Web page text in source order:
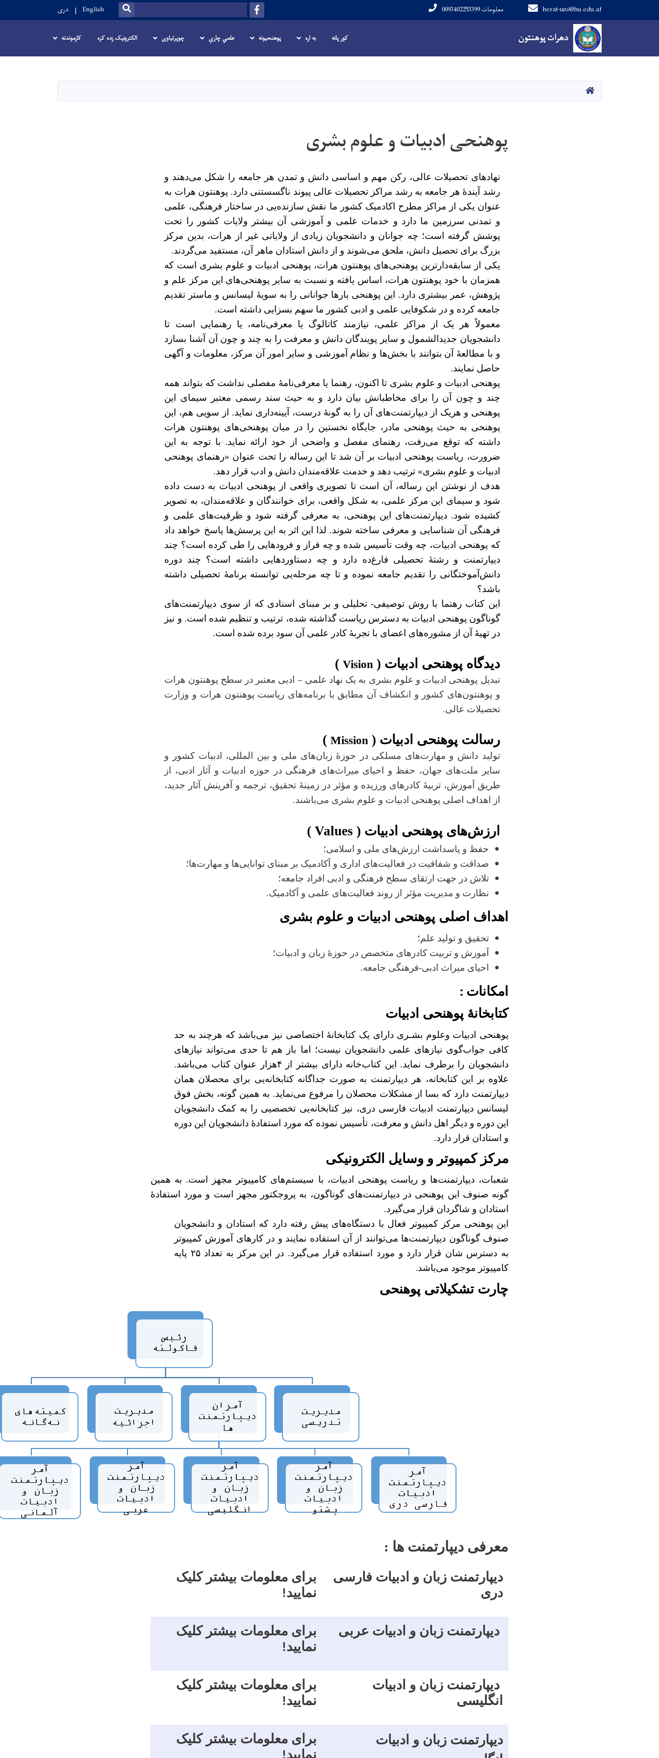
دهرات پوهنتون
herat-uni@hu.edu.af معلومات 0093402253399 Facebook
SEARCH
English دری
Main navigation
دهرات پوهنتون کور پانه به اره پوهنحیونه علمي چارې چوپرتیاوی الکترونیک زده کره کارموندنه
کور
پوهنحی ادبیات و علوم بشری
نهادهای تحصیلات عالی، رکن مهم و اساسی دانش و تمدن هر جامعه را شکل می‌دهند و
رشد آیندۀ هر جامعه به رشد مراکز تحصیلات عالی پیوند ناگسستنی دارد. پوهنتون هرات به
عنوان یکی از مراکز مطرح اکادمیک کشور ما نقش سازنده‌یی در ساختار فرهنگی، علمی
و تمدنی سرزمین ما دارد و خدمات علمی و آموزشی آن بیشتر ولایات کشور را تحت
پوشش گرفته است؛ چه جوانان و دانشجویان زیادی از ولایاتی غیر از هرات، بدین مرکز
بزرگ برای تحصیل دانش، ملحق می‌شوند و از دانش استادان ماهر آن، مستفید می‌گردند.
یکی از سابقه‌دارترین پوهنحی‌های پوهنتون هرات، پوهنحی ادبیات و علوم بشری است که
همزمان با خود پوهنتون هرات، اساس یافته و نسبت به سایر پوهنحی‌های این مرکز علم و
پژوهش، عمر بیشتری دارد. این پوهنحی بارها جوانانی را به سویۀ لیسانس و ماستر تقدیم
جامعه کرده و در شکوفایی علمی و ادبی کشور ما سهم بسزایی داشته است.
معمولاً هر یک از مراکز علمی، نیازمند کاتالوگ یا معرفی‌نامه، یا رهنمایی است تا
دانشجویان جدید‌الشمول و سایر پویندگان دانش و معرفت را به چند و چون آن آشنا بسازد
و با مطالعۀ آن بتوانند با بخش‌ها و نظام آموزشی و سایر امور آن مرکز، معلومات و آگهی
حاصل نمایند.
پوهنحی ادبیات و علوم بشری تا اکنون، رهنما یا معرفی‌نامۀ مفصلی نداشت که بتواند همه
چند و چون آن را برای مخاطبانش بیان دارد و به حیث سند رسمی معتبر سیمای این
پوهنحی و هریک از دیپارتمنت‌های آن را به گونۀ درست، آیینه‌داری نماید. از سویی هم، این
پوهنحی به حیث پوهنحی مادر، جایگاه نخستین را در میان پوهنحی‌های پوهنتون هرات
داشته که توقع می‌رفت، رهنمای مفصل و واضحی از خود ارائه نماید. با توجه به این
ضرورت، ریاست پوهنحی ادبیات بر آن شد تا این رساله را تحت عنوان «رهنمای پوهنحی
ادبیات و علوم بشری» ترتیب دهد و خدمت علاقه‌مندان دانش و ادب قرار دهد.
هدف از نوشتن این رساله، آن است تا تصویری واقعی از پوهنحی ادبیات به دست داده
شود و سیمای این مرکز علمی، به شکل واقعی، برای خوانندگان و علاقه‌مندان، به تصویر
کشیده شود. دیپارتمنت‌های این پوهنحی، به معرفی گرفته شود و ظرفیت‌های علمی و
فرهنگی آن شناسایی و معرفی ساخته شوند. لذا این اثر به این پرسش‌ها پاسخ خواهد داد
که پوهنحی ادبیات، چه وقت تأسیس شده و چه فراز و فرودهایی را طی کرده است؟ چند
دیپارتمنت و رشتۀ تحصیلی فارغ‌ده دارد و چه دستاوردهایی داشته است؟ چند دوره
دانش‌آموختگانی را تقدیم جامعه نموده و تا چه مرحله‌یی توانسته برنامۀ تحصیلی داشته
باشد؟
این کتاب رهنما با روش توصیفی- تحلیلی و بر مبنای اسنادی که از سوی دیپارتمنت‌های
گوناگون پوهنحی ادبیات به دسترس ریاست گذاشته شده، ترتیب و تنظیم شده است. و نیز
در تهیۀ آن از مشوره‌های اعضای با تجربۀ کادر علمی آن سود برده شده است.
دیدگاه پوهنحی ادبیات (Vision
)
تبدیل پوهنحی ادبیات و علوم بشری به یک نهاد علمی– ادبی معتبر در سطح پوهنتون هرات
و پوهنتون‌های کشور و انکشاف آن مطابق با برنامه‌های ریاست پوهنتون هرات و وزارت
تحصیلات عالی.
رسالت پوهنحی ادبیات (Mission
)
تولید دانش و مهارت‌های مسلکی در حوزۀ زبان‌های ملی و بین المللی، ادبیات کشور و
سایر ملت‌های جهان، حفظ و احیای میراث‌های فرهنگی در حوزه ادبیات و آثار ادبی، از
طریق آموزش، تربیۀ کادرهای ورزیده و مؤثر در زمینۀ تحقیق، ترجمه و آفرینش آثار جدید،
از اهداف اصلی پوهنحی ادبیات و علوم بشری می‌باشند.
ارزش‌های پوهنحی ادبیات ( Values
)
حفظ و پاسداشت ارزش‌های ملی و اسلامی؛
صداقت و شفافیت در فعالیت‌های اداری و آکادمیک بر مبنای توانایی‌ها و مهارت‌ها؛
تلاش در جهت ارتقای سطح فرهنگی و ادبی افراد جامعه؛
نظارت و مدیریت مؤثر از روند فعالیت‌های علمی و آکادمیک.
اهداف اصلی پوهنحی ادبیات و علوم بشری
تحقیق و تولید علم؛
آموزش و تربیت کادرهای متخصص در حوزۀ زبان و ادبیات؛
احیای میراث ادبی-فرهنگی جامعه.
امکانات :
کتابخانۀ پوهنحی ادبیات
پوهنحی ادبیات وعلوم بشـری دارای یک کتابخانۀ اختصاصی نیز می‌باشد که هرچند به حد
کافی جواب‌گوی نیازهای علمی دانشجویان نیست؛ اما باز هم تا حدی می‌تواند نیازهای
دانشجویان را برطرف نماید. این کتاب‌خانه دارای بیشتر از ۴هزار عنوان کتاب می‌باشد.
علاوه بر این کتابخانه، هر دیپارتمنت به صورت جداگانه کتابخانه‌یی برای محصلان همان
دیپارتمنت دارد که بسا از مشکلات محصلان را مرفوع می‌نماید. به همین گونه، بخش فوق
لیسانس دیپارتمنت ادبیات فارسی دری، نیز کتابخانه‌یی تخصصیی را به کمک دانشجویان
این دوره و دیگر اهل دانش و معرفت، تأسیس نموده که مورد استفادۀ دانشجویان این دوره
و استادان قرار دارد.
مرکز کمپیوتر و وسایل الکترونیکی
شعبات، دیپارتمنت‌ها و ریاست پوهنحی ادبیات، با سیستم‌های کامپیوتر مجهز است. به همین
گونه صنوف این پوهنحی در دیپارتمنت‌های گوناگون، به پروجکتور مجهز است و مورد استفادۀ
استادان و شاگردان قرار می‌گیرد.
این پوهنحی مرکز کمپیوتر فعال با دستگاه‌های پیش رفته دارد که استادان و دانشجویان
صنوف گوناگون دیپارتمنت‌ها می‌توانند از آن استفاده نمایند و در کارهای آموزش کمپیوتر
به دسترس شان قرار دارد و مورد استفاده قرار می‌گیرد. در این مرکز به تعداد ۲۵ پایه
کامپیوتر موجود می‌باشد.
چارت تشکیلاتی پوهنحی
معرفی دیپارتمنت ها :
دیپارتمنت زبان و ادبیات فارسی
دری
برای معلومات بیشتر کلیک
نمایید!
دیپارتمنت زبان و ادبیات عربی
برای معلومات بیشتر کلیک
نمایید!
دیپارتمنت زبان و ادبیات
انگلیسی
برای معلومات بیشتر کلیک
نمایید!
دیپارتمنت زبان و ادبیات
برای معلومات بیشتر کلیک
نمایید